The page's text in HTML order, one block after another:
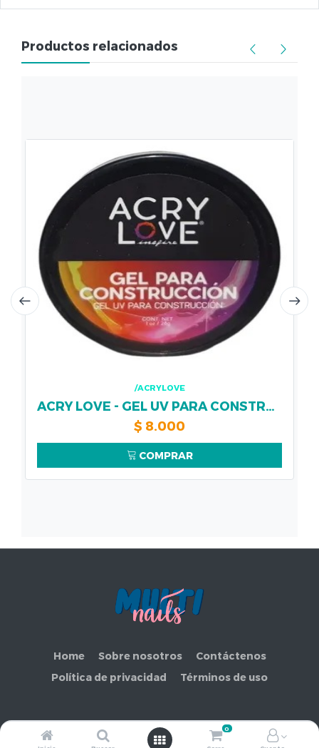
0
Productos relacionados
/ACRYLOVE
ACRY LOVE - GEL UV PARA CONSTRUCCION 28 GRS
$ 8.000
COMPRAR
Home Sobre nosotros
Contáctenos
Política de privacidad
Términos de uso
Copyright ©COMERCIAL MAKEMORE LIMITADA